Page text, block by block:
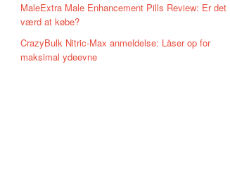
MaleExtra Male Enhancement Pills Review: Er det
værd at købe?
CrazyBulk Nitric-Max anmeldelse: Låser op for
maksimal ydeevne